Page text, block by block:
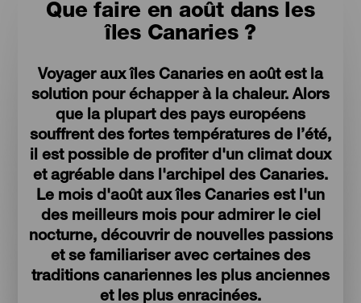
Que faire en août dans les
îles Canaries ?
Voyager aux îles Canaries en août est la
solution pour échapper à la chaleur. Alors
que la plupart des pays européens
souffrent des fortes températures de l’été,
il est possible de profiter d'un climat doux
et agréable dans l'archipel des Canaries.
Le mois d'août aux îles Canaries est l'un
des meilleurs mois pour admirer le ciel
nocturne, découvrir de nouvelles passions
et se familiariser avec certaines des
traditions canariennes les plus anciennes
et les plus enracinées.